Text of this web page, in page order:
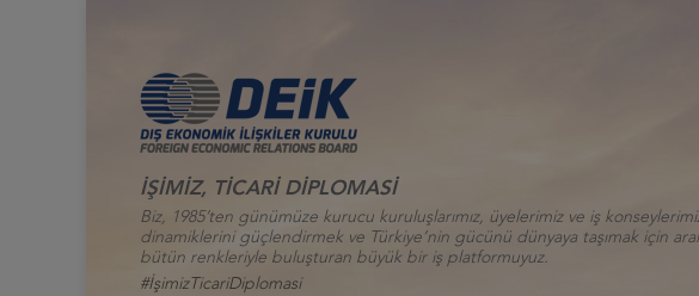
İŞİMİZ, TİCARİ DİPLOMASİ
Biz, 1985’ten günümüze kurucu kuruluşlarımız, üyelerimiz ve iş
dinamiklerini güçlendirmek ve Türkiye’nin gücünü dünyaya taşımak için
bütün renkleriyle buluşturan büyük bir iş platformuyuz.
#İşimizTicariDiplomasi